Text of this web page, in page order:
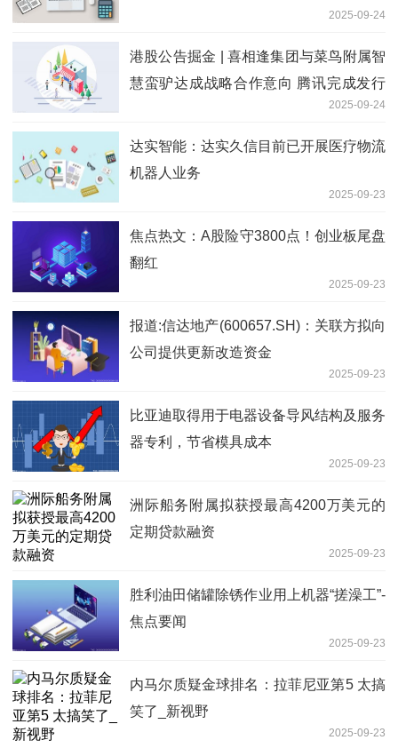
2025-09-24
港股公告掘金 | 喜相逢集团与菜鸟附属智
慧蛮驴达成战略合作意向 腾讯完成发行
2025-09-24
达实智能：达实久信目前已开展医疗物流
机器人业务
2025-09-23
焦点热文：A股险守3800点！创业板尾盘
翻红
2025-09-23
报道:信达地产(600657.SH)：关联方拟向
公司提供更新改造资金
2025-09-23
比亚迪取得用于电器设备导风结构及服务
器专利，节省模具成本
2025-09-23
洲际船务附属拟获授最高4200万美元的
定期贷款融资
2025-09-23
胜利油田储罐除锈作业用上机器“搓澡工”-
焦点要闻
2025-09-23
内马尔质疑金球排名：拉菲尼亚第5 太搞
笑了_新视野
2025-09-23